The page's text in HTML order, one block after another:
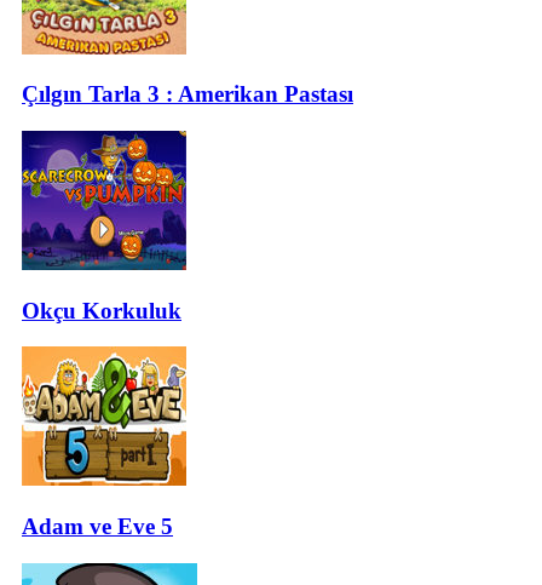
Çılgın Tarla 3 : Amerikan Pastası
Okçu Korkuluk
Adam ve Eve 5